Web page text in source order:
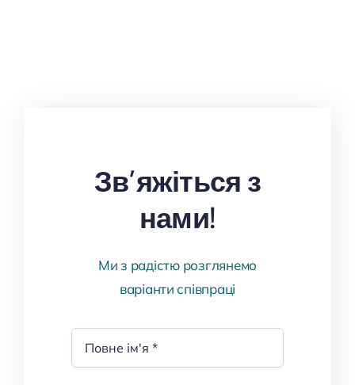
Зв’яжіться з
нами!
Ми з радістю розглянемо
варіанти співпраці